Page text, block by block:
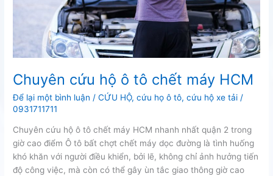
Chuyên cứu hộ ô tô chết máy HCM
Để lại một bình luận /CỨU HỘ,cứu họ ô tô,cứu hộ xe tải /
0931711711
Chuyên cứu hộ ô tô chết máy HCM nhanh nhất quận 2 trong
giờ cao điểm Ô tô bất chợt chết máy dọc đường là tình huống
khó khăn với người điều khiển, bởi lẽ, không chỉ ảnh hưởng tiến
độ công việc, mà còn có thể gây ùn tắc giao thông giờ cao